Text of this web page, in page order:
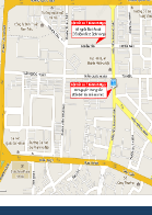
Hãng khác
Hologen
Hong kong
Infinity
Italia
Japan